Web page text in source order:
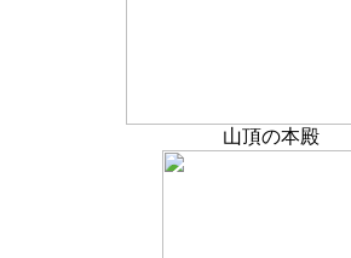
山頂の本殿